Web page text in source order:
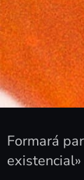
Formará
existencial»